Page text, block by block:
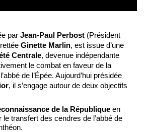
parJean-Paul Perbost (Président
Ginette Marlin, est issue d’une
Centrale, devenue indépendante
le combat en faveur de la
de l’Épée. Aujourd’hui présidée
, il s’engage autour de deux objectifs
de la République en
transfert des cendres de l’abbé de